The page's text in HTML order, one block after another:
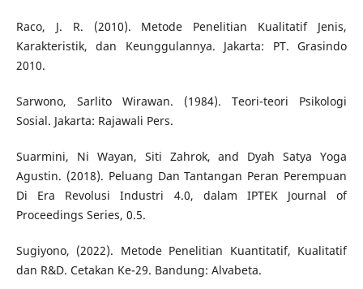
Raco, J. R. (2010). Metode Penelitian Kualitatif Jenis,
Karakteristik, dan Keunggulannya. Jakarta: PT. Grasindo
2010.
Sarwono, Sarlito Wirawan. (1984). Teori-teori Psikologi
Sosial. Jakarta: Rajawali Pers.
Suarmini, Ni Wayan, Siti Zahrok, and Dyah Satya Yoga
Agustin. (2018). Peluang Dan Tantangan Peran Perempuan
Di Era Revolusi Industri 4.0, dalam IPTEK Journal of
Proceedings Series, 0.5.
Sugiyono, (2022). Metode Penelitian Kuantitatif, Kualitatif
dan R&D. Cetakan Ke-29. Bandung: Alvabeta.